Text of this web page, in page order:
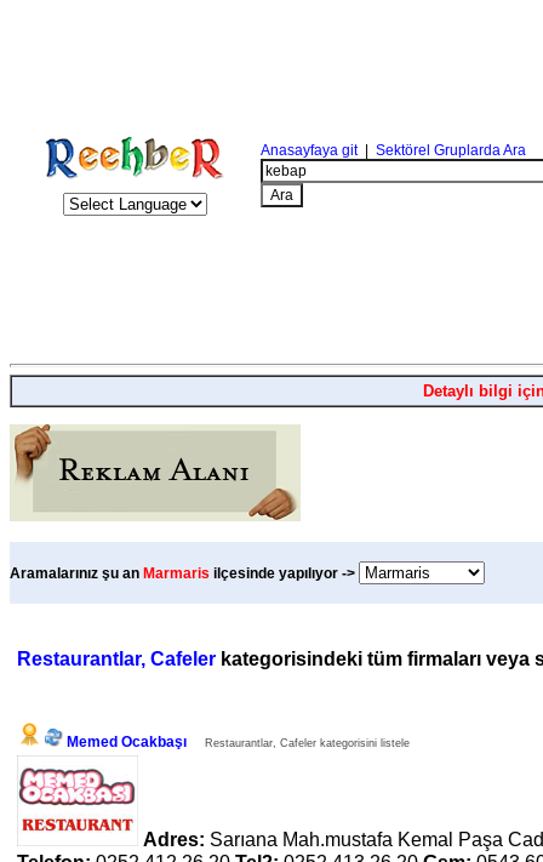
Anasayfaya git| Sektörel Gruplarda Ara
Detaylı bilgi
Aramalarınız şu an Marmaris ilçesinde yapılıyor ->
Restaurantlar, Cafeler kategorisindeki tüm firmaları veya
Memed Ocakbaşı Restaurantlar, Cafeler kategorisini listele
Adres: Sarıana Mah.mustafa Kemal Paşa